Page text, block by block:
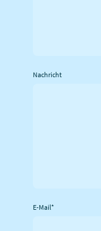
Nachricht
E-Mail*